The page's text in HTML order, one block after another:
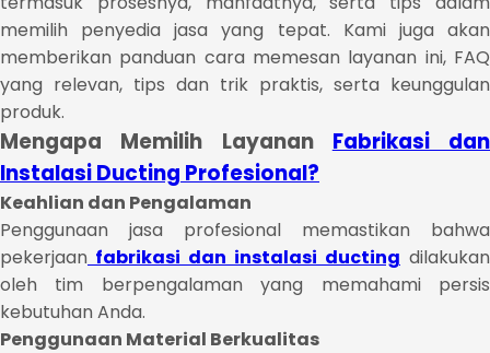
memilih penyedia jasa yang tepat. Kami juga akan
memberikan panduan cara memesan layanan ini, FAQ
yang relevan, tips dan trik praktis, serta keunggulan
produk.
Mengapa Memilih Layanan Fabrikasi dan
Instalasi Ducting Profesional?
Keahlian dan Pengalaman
Penggunaan jasa profesional memastikan bahwa
pekerjaan fabrikasi dan instalasi ducting dilakukan
oleh tim berpengalaman yang memahami persis
kebutuhan Anda.
Penggunaan Material Berkualitas